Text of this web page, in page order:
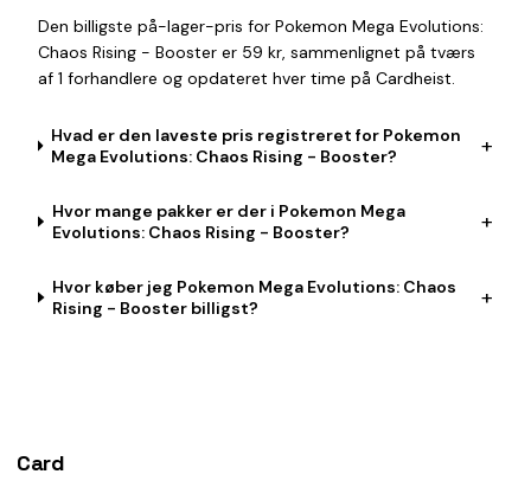
Den billigste på-lager-pris for Pokemon Mega Evolutions:
Chaos Rising - Booster er 59 kr, sammenlignet på tværs
af 1 forhandlere og opdateret hver time på Cardheist.
Hvad er den laveste pris registreret for Pokemon
Mega Evolutions: Chaos Rising - Booster?
+
Hvor mange pakker er der i Pokemon Mega
Evolutions: Chaos Rising - Booster?
+
Hvor køber jeg Pokemon Mega Evolutions: Chaos
Rising - Booster billigst?
+
Card